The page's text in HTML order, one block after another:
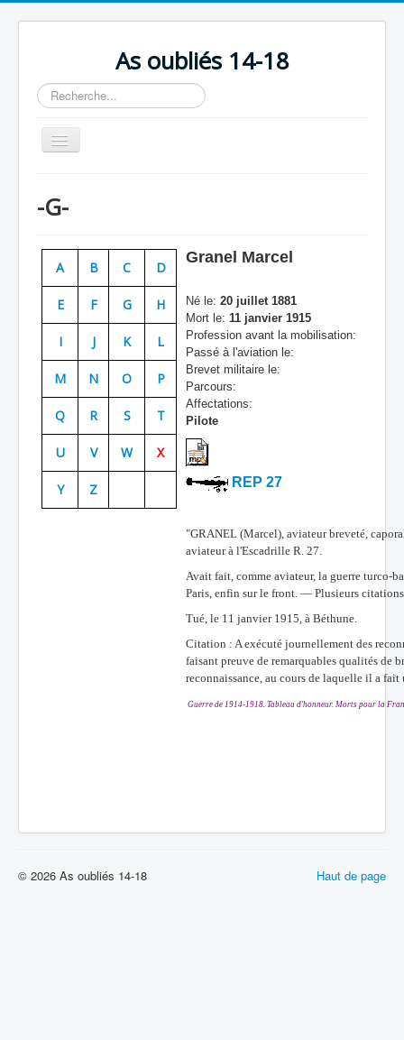
As oubliés 14-18
Rechercher
Basculer
la
Chronologie
Escadrilles
Organisation
Avions
Personnels
Doctrines
Batailles
Les As
Cahiers des As
-G-
A B C D
E F G H
I J K L
M N O P
Q R S T
U V W X
Y Z
Granel Marcel
Né le: 20 juillet 1881
Mort le: 11 janvier 1915
Profession avant la mobilisation:
Passé à l'aviation le:
Brevet militaire le:
Parcours:
Affectations:
Pilote
REP 27
"GRANEL (Marcel), aviateur breveté,
aviateur à l'Escadrille R. 27.
Avait fait, comme aviateur, la guerre turco-
Paris, enfin sur le front. — Plusieurs
Tué, le 11 janvier 1915, à Béthune.
Citation : A exécuté journellement des
faisant preuve de remarquables qualités de
reconnaissance, au cours de laquelle il a
Guerre de 1914-1918. Tableau d'honneur. Morts pour la
Haut de page
© 2026 As oubliés 14-18